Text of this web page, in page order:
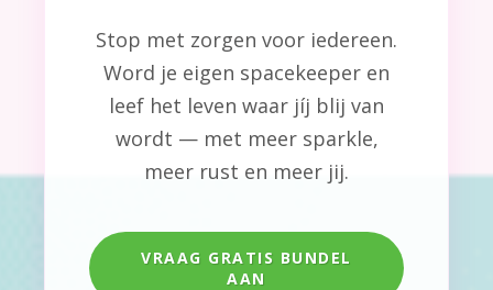
Stop met zorgen voor iedereen.
Word je eigen spacekeeper en
leef het leven waar jíj blij van
wordt — met meer sparkle,
meer rust en meer jij.
VRAAG GRATIS BUNDEL
AAN